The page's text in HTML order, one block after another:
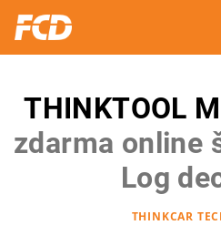
obsah
THINKTOOL
zdarma online
Log
THINKCAR